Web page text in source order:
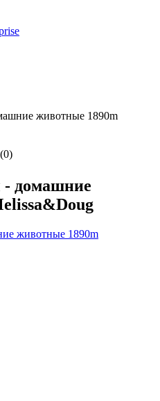
животные 1890m
(0)
домашние